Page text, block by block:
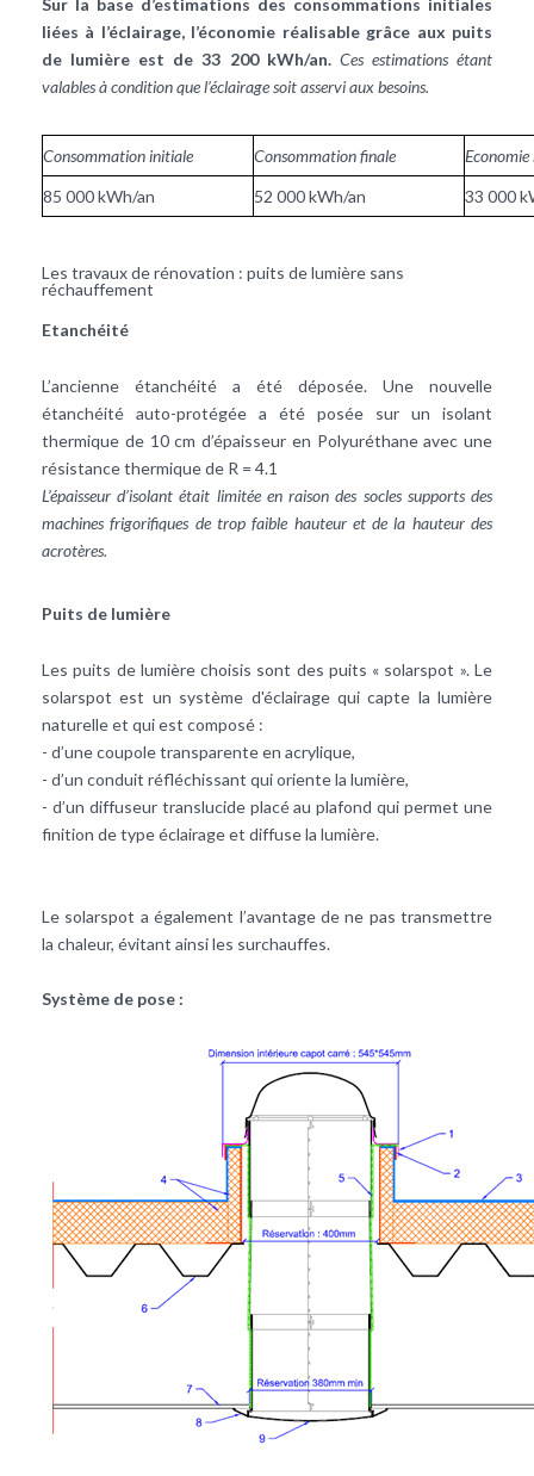
Sur la base d’estimations des consommations initiales
liées à l’éclairage, l’économie réalisable grâce aux puits
de lumière est de 33 200 kWh/an. Ces estimations étant
valables à condition que l’éclairage soit asservi aux besoins.
Consommation initiale Consommation finale
85 000 kWh/an
52 000 kWh/an 33 000
Les travaux de rénovation : puits de lumière sans
réchauffement
Etanchéité
L’ancienne étanchéité a été déposée. Une nouvelle
étanchéité auto-protégée a été posée sur un isolant
thermique de 10 cm d’épaisseur en Polyuréthane avec une
résistance thermique de R = 4.1
L’épaisseur d’isolant était limitée en raison des socles supports des
machines frigorifiques de trop faible hauteur et de la hauteur des
acrotères.
Puits de lumière
Les puits de lumière choisis sont des puits « solarspot ». Le
solarspot est un système d'éclairage qui capte la lumière
naturelle et qui est composé :
- d’une coupole transparente en acrylique,
- d’un conduit réfléchissant qui oriente la lumière,
- d’un diffuseur translucide placé au plafond qui permet une
finition de type éclairage et diffuse la lumière.
Le solarspot a également l’avantage de ne pas transmettre
la chaleur, évitant ainsi les surchauffes.
Système de pose :